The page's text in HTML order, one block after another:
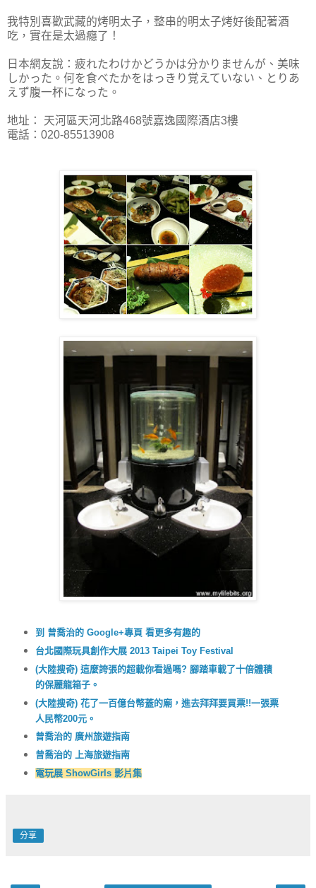
我特別喜歡武藏的烤明太子，整串的明太子烤好後配著酒
吃，實在是太過癮了！
日本網友說： 疲れたわけかどうかは分かりませんが、美味
しかった。何を食べたかをはっきり覚えていない、とりあ
えず腹一杯になった。
地址： 天河區天河北路468號嘉逸國際酒店3樓
電話：020-85513908
到 曾喬治的 Google+專頁 看更多有趣的
台北國際玩具創作大展 2013 Taipei Toy Festival
(大陸搜奇) 這麼誇張的超載你看過嗎? 腳踏車載了十倍體積
的保麗龍箱子。
(大陸搜奇) 花了一百億台幣蓋的廟，進去拜拜要買票!!一張票
人民幣200元。
曾喬治的 廣州旅遊指南
曾喬治的 上海旅遊指南
電玩展 ShowGirls 影片集
分享